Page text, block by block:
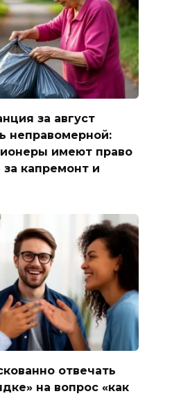
за август
неправомерной:
имеют право
за капремонт и
отвечать
на вопрос «как